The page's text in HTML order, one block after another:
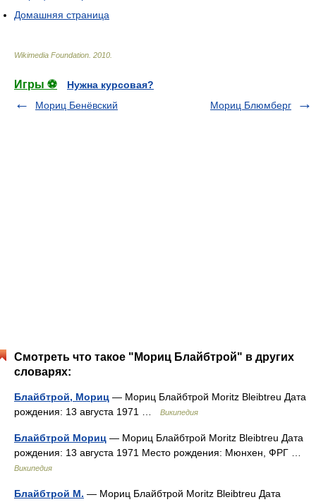
Домашняя страница
Wikimedia Foundation 2010
Игры ⚽
Нужна курсовая?
Мориц Бенёвский
Мориц Блюмберг
Смотреть что такое "Мориц Блайбтрой" в других
словарях:
Блайбтрой, Мориц — Мориц Блайбтрой Moritz Bleibtreu Дата
рождения: 13 августа 1971 …
Википедия
Блайбтрой Мориц — Мориц Блайбтрой Moritz Bleibtreu Дата
рождения: 13 августа 1971 Место рождения: Мюнхен, ФРГ …
Википедия
Блайбтрой М. — Мориц Блайбтрой Moritz Bleibtreu Дата